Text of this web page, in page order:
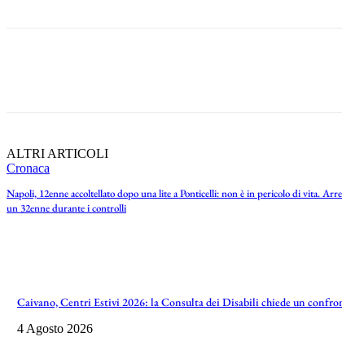
ALTRI ARTICOLI
Cronaca
Napoli, 12enne accoltellato dopo una lite a Ponticelli: non è in pericolo di vita.
un 32enne durante i controlli
Caivano, Centri Estivi 2026: la Consulta dei Disabili chiede un
4 Agosto 2026